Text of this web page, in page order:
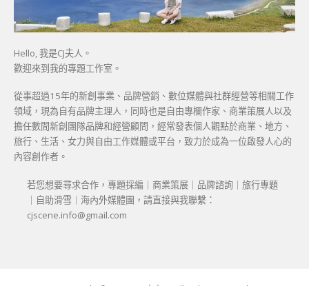
Hello, 我是CJ夫人。
歡迎來到我的專題工作室。
從事超過15年的新創事業、品牌營銷、數位媒體與社群經營等相關工作
領域，現為自有品牌主理人，同時也是自由專欄作家、商業策展人以及
擔任數間新創團隊品牌和經營顧問，經常發表個人觀點於商業、地方、
旅行、生活、女力與自由工作媒體或平台，致力於成為一位啟發人心的
內容創作者。
若您想要尋求合作，專題採編｜商業策展｜品牌諮詢｜旅行專題
｜自助滑雪｜海內外媒體團，請直接與我聯繫：
cjscene.info@gmail.com